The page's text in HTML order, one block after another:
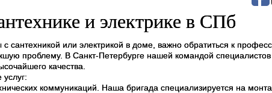
и электрике в СПб
с сантехникой или электрикой в доме, важно обратиться к
проблему. В Санкт-Петербурге нашей командой специалистов
качества.
коммуникаций. Наша бригада специализируется на